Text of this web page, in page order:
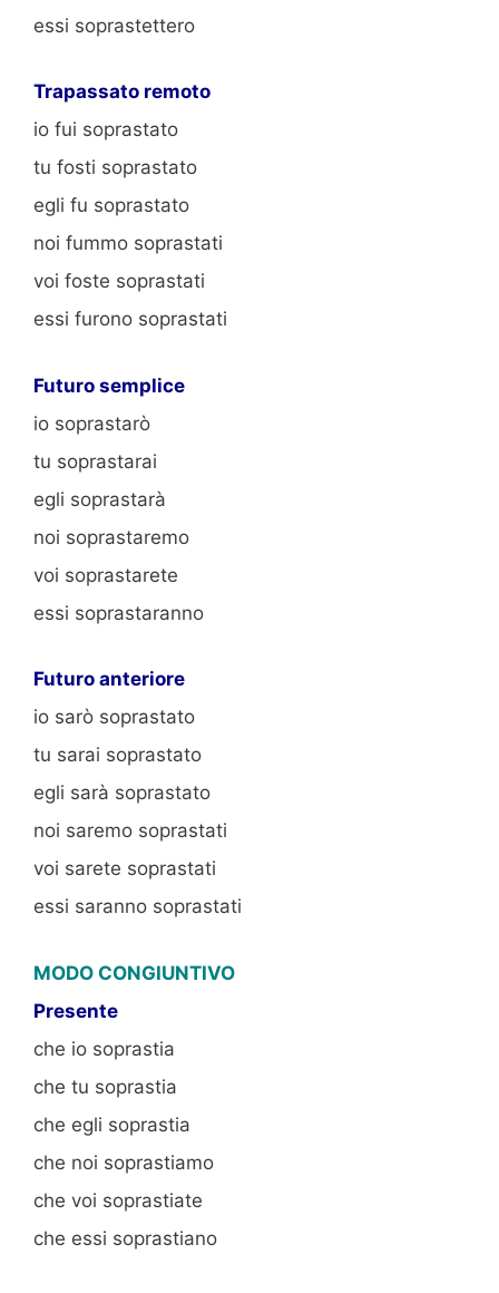
essi soprastettero
Trapassato remoto
io fui soprastato
tu fosti soprastato
egli fu soprastato
noi fummo soprastati
voi foste soprastati
essi furono soprastati
Futuro semplice
io soprastarò
tu soprastarai
egli soprastarà
noi soprastaremo
voi soprastarete
essi soprastaranno
Futuro anteriore
io sarò soprastato
tu sarai soprastato
egli sarà soprastato
noi saremo soprastati
voi sarete soprastati
essi saranno soprastati
MODO CONGIUNTIVO
Presente
che io soprastia
che tu soprastia
che egli soprastia
che noi soprastiamo
che voi soprastiate
che essi soprastiano